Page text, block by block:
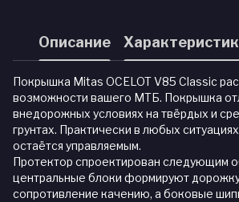
Описание
Покрышка Mitas OCELOT V85 Classic
возможности вашего МТБ. Покрышка
внедорожных условиях на твёрдых и
грунтах. Практически в любых
остаётся управляемым.
Протектор спроектирован следующим
центральные блоки формируют
сопротивление качению, а боковые